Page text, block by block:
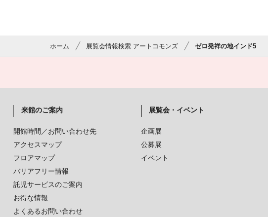
ホーム 展覧会情報検索 アートコモンズ ゼロ発祥の地インド5
来館のご案内
開館時間／お問い合わせ先
アクセスマップ
フロアマップ
バリアフリー情報
託児サービスのご案内
お得な情報
よくあるお問い合わせ
展覧会・イベント
企画展
公募展
イベント